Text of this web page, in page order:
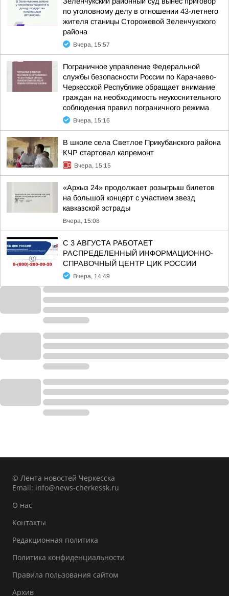
по уголовному делу в отношении 43-летнего
жителя станицы Сторожевой Зеленчукского
района
Вчера, 15:57
Пограничное управление Федеральной
службы безопасности России по Карачаево-
Черкесской Республике обращает внимание
граждан на необходимость неукоснительного
соблюдения правил пограничного режима
Вчера, 15:16
В школе села Светлое Прикубанского района
КЧР стартовал капремонт
Вчера, 15:15
«Архыз 24» продолжает розыгрыш билетов
на большой концерт с участием звезд
кавказской эстрады
Вчера, 15:08
С 3 АВГУСТА РАБОТАЕТ
РАСПРЕДЕЛЕННЫЙ ИНФОРМАЦИОННО-
СПРАВОЧНЫЙ ЦЕНТР ЦИК РОССИИ
Вчера, 14:49
© Лента новостей Черкесска
Email: info@news-cherkessk.ru
О нас
Контакты
Редакционная политика
Политика конфиденциальности
Правила пользования сайтом
Архив